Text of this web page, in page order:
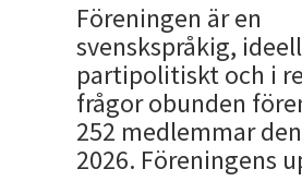
Föreningen är en
svenskspråkig,
partipolitiskt och i
frågor obunden
252 medlemmar
2026. Föreningens